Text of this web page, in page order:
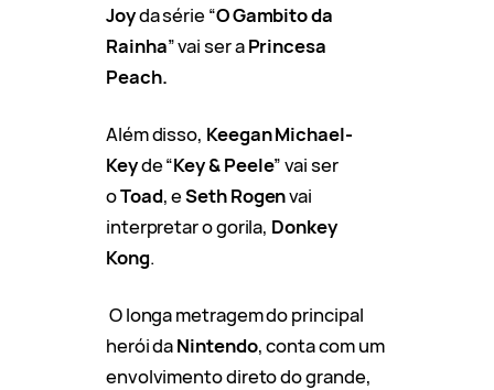
Joyda série “O Gambito da
Rainha” vai ser aPrincesa
Peach.
Além disso, Keegan Michael-
Keyde “Key & Peele” vai ser
oToad, eSeth Rogenvai
interpretar o gorila, Donkey
Kong.
O longa metragem do principal
herói daNintendo, conta com um
envolvimento direto do grande,